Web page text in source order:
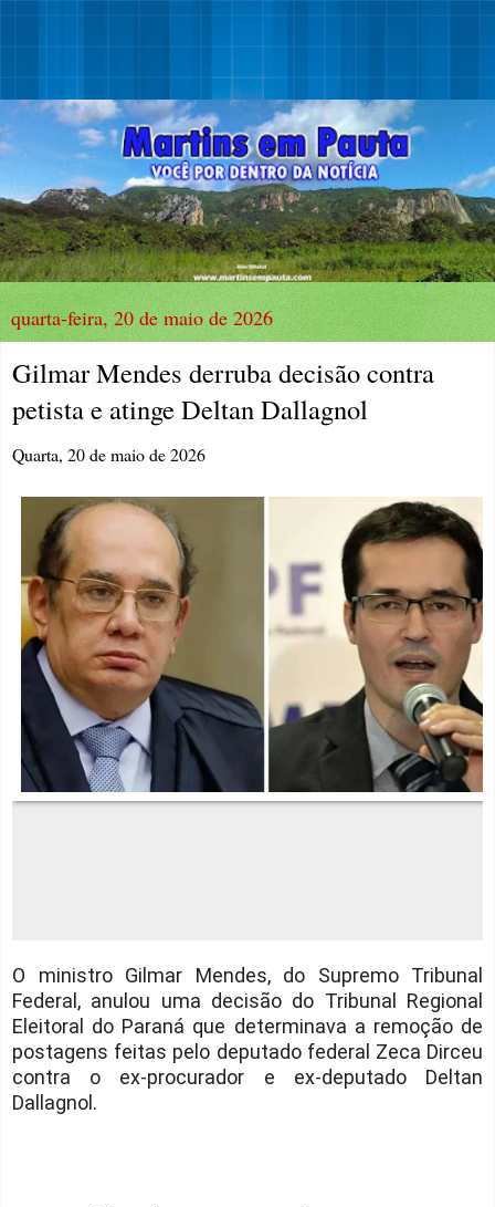
quarta-feira, 20 de maio de 2026
Gilmar Mendes derruba decisão contra
petista e atinge Deltan Dallagnol
Quarta, 20 de maio de 2026
O ministro Gilmar Mendes, do Supremo Tribunal
Federal, anulou uma decisão do Tribunal Regional
Eleitoral do Paraná que determinava a remoção de
postagens feitas pelo deputado federal Zeca Dirceu
contra o ex-procurador e ex-deputado Deltan
Dallagnol.